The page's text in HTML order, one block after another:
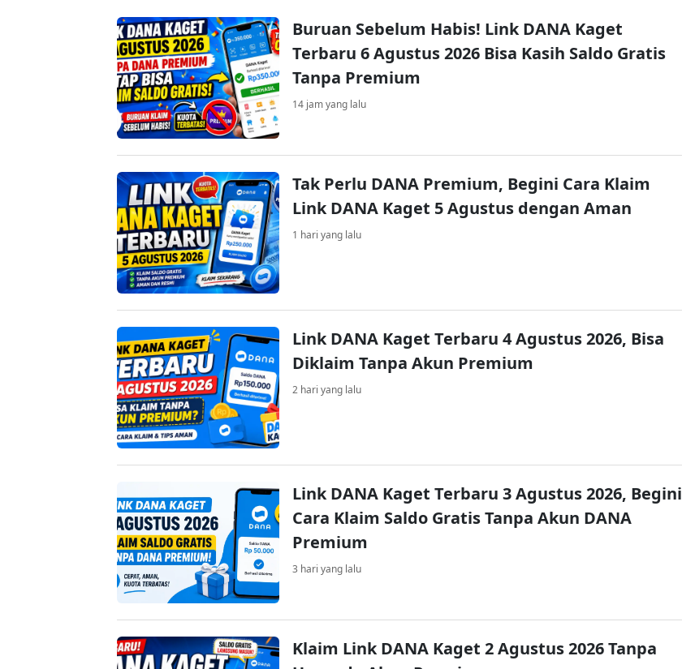
Buruan Sebelum Habis! Link DANA Kaget
Terbaru 6 Agustus 2026 Bisa Kasih Saldo Gratis
Tanpa Premium
14 jam yang lalu
Tak Perlu DANA Premium, Begini Cara Klaim
Link DANA Kaget 5 Agustus dengan Aman
1 hari yang lalu
Link DANA Kaget Terbaru 4 Agustus 2026, Bisa
Diklaim Tanpa Akun Premium
2 hari yang lalu
Link DANA Kaget Terbaru 3 Agustus 2026, Begini
Cara Klaim Saldo Gratis Tanpa Akun DANA
Premium
3 hari yang lalu
Klaim Link DANA Kaget 2 Agustus 2026 Tanpa